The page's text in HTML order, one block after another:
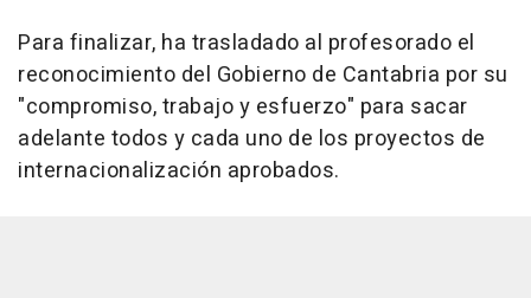
Para finalizar, ha trasladado al profesorado el
reconocimiento del Gobierno de Cantabria por su
"compromiso, trabajo y esfuerzo" para sacar
adelante todos y cada uno de los proyectos de
internacionalización aprobados.